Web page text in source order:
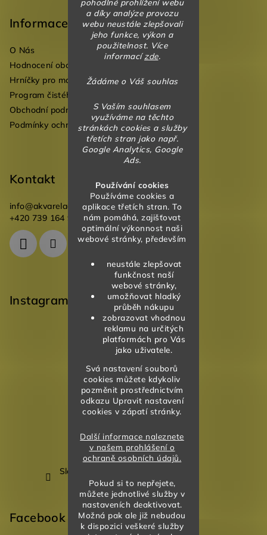
a díky analýze provozu
webu neustále zlepšovali
jeho funkce, výkon a
použitelnost. Více
informacízde.
Žádáme o Váš souhlas
S Vaším souhlasem
využíváme na těchto
stránkách cookies a služby
třetích stran jako např.
Google Analytics, Google
Ads.
Používání cookies
Používáme cookies a
aplikace třetích stran. To
nám pomáhá, zajišťovat
optimální výkonnost naši
webové stránky, především
neustále zlepšovat
funkčnost naší
webové stránky,
umožňovat hladký
průběh nákupu
zobrazovat vhodnou
reklamu na určitých
platformách pro Vás
jako uživatele.
Svá nastavení souborů
cookies můžete kdykoliv
pozměnit prostřednictvím
odkazu Upravit nastavení
cookies v zápatí stránky.
Další informace naleznete
v našem prohlášení o
ochraně osobních údajů.
Pokud si to nepřejete,
můžete jednotlivé služby v
nastaveních deaktivovat.
Možná pak ale již nebudou
k dispozici veškeré služby
Informace
O Nás
Hodnocení obchodu
Hrníčky pro mateřské školky
Program čistého vzduchu pro mateřské školy
Obchodní podmínky
Podmínky ochrany osobních údajů
Kontakt
info@akvareladesign.cz
+420 739 164 946
Instagram
Sledovat na Instagramu
Facebook